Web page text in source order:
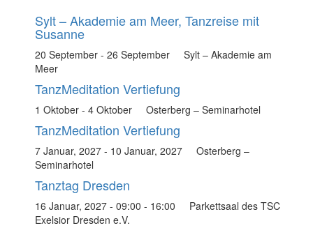
Sylt – Akademie am Meer, Tanzreise mit
Susanne
20 September - 26 September
Sylt – Akademie am
Meer
TanzMeditation Vertiefung
1 Oktober - 4 Oktober Osterberg – Seminarhotel
TanzMeditation Vertiefung
7 Januar, 2027 - 10 Januar, 2027
Osterberg –
Seminarhotel
Tanztag Dresden
16 Januar, 2027 - 09:00 - 16:00
Parkettsaal des TSC
Exelsior Dresden e.V.